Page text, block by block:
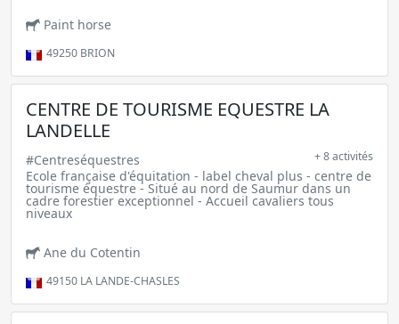
Paint horse
49250 BRION
CENTRE DE TOURISME EQUESTRE LA
LANDELLE
#Centreséquestres + 8 activités
Ecole française d'équitation - label cheval plus - centre de
tourisme équestre - Situé au nord de Saumur dans un
cadre forestier exceptionnel - Accueil cavaliers tous
niveaux
Ane du Cotentin
49150 LA LANDE-CHASLES